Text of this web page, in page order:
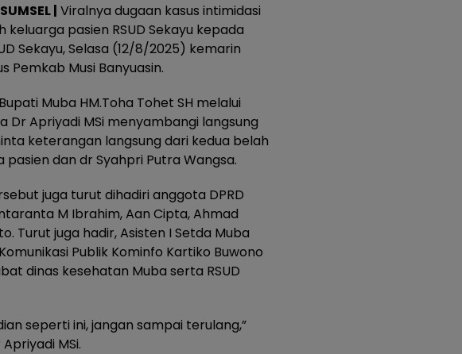
| Viralnya dugaan kasus intimidasi
pasien RSUD Sekayu kepada
Sekayu, Selasa (12/8/2025) kemarin
Pemkab Musi Banyuasin.
Muba HM.Toha Tohet SH melalui
Dr Apriyadi MSi menyambangi langsung
keterangan langsung dari kedua belah
dan dr Syahpri Putra Wangsa.
juga turut dihadiri anggota DPRD
M Ibrahim, Aan Cipta, Ahmad
Turut juga hadir, Asisten I Setda Muba
Publik Kominfo Kartiko Buwono
dinas kesehatan Muba serta RSUD
seperti ini, jangan sampai terulang,”
MSi.